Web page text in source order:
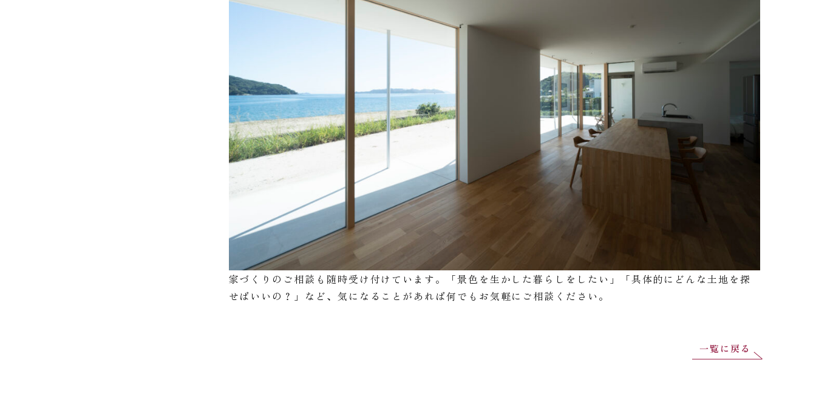
家づくりのご相談も随時受け付けています。「景色を生かした暮らしをしたい」「具体的にどんな土地を探
せばいいの？」など、気になることがあれば何でもお気軽にご相談ください。
一覧に戻る